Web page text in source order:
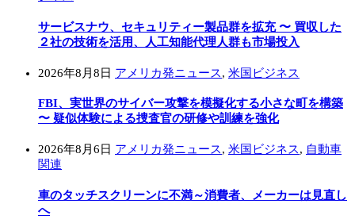
サービスナウ、セキュリティー製品群を拡充 〜 買収した
２社の技術を活用、人工知能代理人群も市場投入
2026年8月8日 アメリカ発ニュース, 米国ビジネス
FBI、実世界のサイバー攻撃を模擬化する小さな町を構築
〜 疑似体験による捜査官の研修や訓練を強化
2026年8月6日 アメリカ発ニュース, 米国ビジネス, 自動車
関連
車のタッチスクリーンに不満～消費者、メーカーは見直し
へ